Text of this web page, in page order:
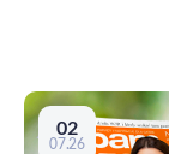
02
07.26